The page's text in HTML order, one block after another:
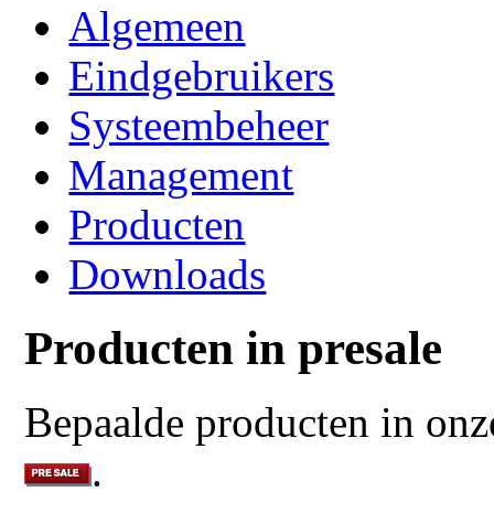
Algemeen
Eindgebruikers
Systeembeheer
Management
Producten
Downloads
Producten in presale
Bepaalde producten in
.